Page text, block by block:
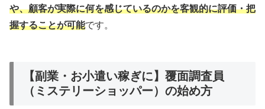
や、顧客が実際に何を感じているのかを客観的に評価・把
握することが可能です。
【副業・お小遣い稼ぎに】覆面調査員
（ミステリーショッパー）の始め方